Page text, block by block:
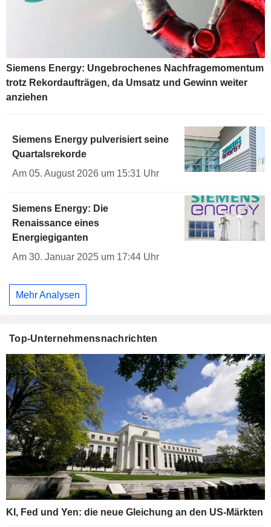
Siemens Energy: Ungebrochenes Nachfragemomentum
trotz Rekordaufträgen, da Umsatz und Gewinn weiter
anziehen
Siemens Energy pulverisiert seine
Quartalsrekorde
Am 05. August 2026 um 15:31 Uhr
Siemens Energy: Die
Renaissance eines
Energiegiganten
Am 30. Januar 2025 um 17:44 Uhr
Mehr Analysen
Top-Unternehmensnachrichten
KI, Fed und Yen: die neue Gleichung an den US-Märkten